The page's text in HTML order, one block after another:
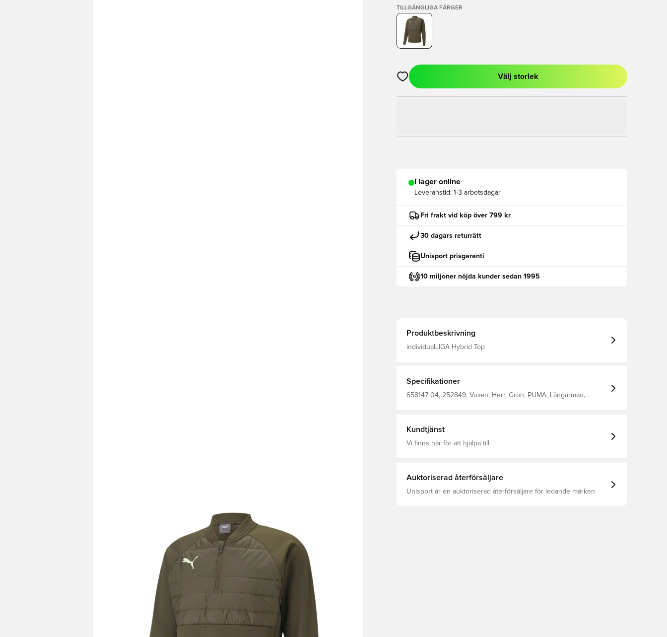
TILLGÄNGLIGA FÄRGER
Öppnar en Modal för att logga in eller registrera dig som medlem
Välj storlek
I lager online
Leveranstid: 1-3 arbetsdagar
Fri frakt vid köp över 799 kr
30 dagars returrätt
Unisport prisgaranti
10 miljoner nöjda kunder sedan 1995
Produktbeskrivning
individualLIGA Hybrid Top
Specifikationer
658147 04, 252849, Vuxen, Herr, Grön, PUMA, Långärmad,
Kundtjänst
Vi finns här för att hjälpa till
Auktoriserad återförsäljare
Unisport är en auktoriserad återförsäljare för ledande märken